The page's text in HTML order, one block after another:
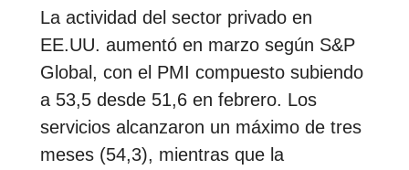
La actividad del sector privado en
EE.UU. aumentó en marzo según S&P
Global, con el PMI compuesto subiendo
a 53,5 desde 51,6 en febrero. Los
servicios alcanzaron un máximo de tres
meses (54,3), mientras que la